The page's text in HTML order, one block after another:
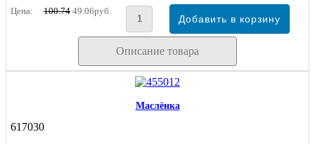
Цена: 100.74 49.06руб.
Описание товара
Маслёнка
617030